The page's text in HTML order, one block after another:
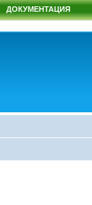
ДОКУМЕНТАЦИЯ